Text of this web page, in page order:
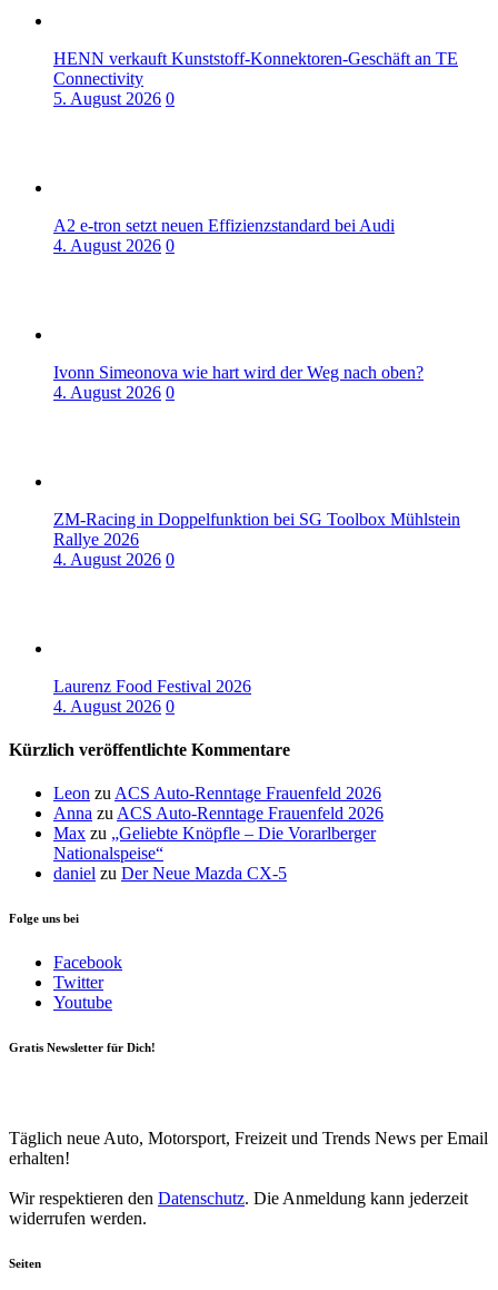
HENN verkauft Kunststoff-Konnektoren-Geschäft an TE
Connectivity
5. August 2026 0
A2 e-tron setzt neuen Effizienzstandard bei Audi
4. August 2026 0
Ivonn Simeonova wie hart wird der Weg nach oben?
4. August 2026 0
ZM-Racing in Doppelfunktion bei SG Toolbox Mühlstein
Rallye 2026
4. August 2026 0
Laurenz Food Festival 2026
4. August 2026 0
Kürzlich veröffentlichte Kommentare
Leon zuACS Auto-Renntage Frauenfeld 2026
Anna zuACS Auto-Renntage Frauenfeld 2026
Max zu „Geliebte Knöpfle – Die Vorarlberger
Nationalspeise“
daniel zu Der Neue Mazda CX-5
Folge uns bei
Facebook
Twitter
Youtube
Gratis Newsletter für Dich!
Täglich neue Auto, Motorsport, Freizeit und Trends News per Email
erhalten!
Wir respektieren den Datenschutz. Die Anmeldung kann jederzeit
widerrufen werden.
Seiten